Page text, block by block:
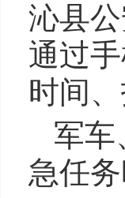
沁县
通过
时间
军车
急任